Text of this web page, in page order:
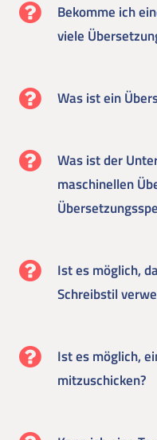
Bekomme ich
viele
Was ist ein
Was ist der
maschinellen
Ist es möglich,
Schreibstil
Ist es möglich,
mitzuschicken?